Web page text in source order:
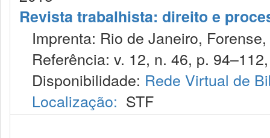
Revista trabalhista: direito e
Imprenta: Rio de Janeiro,
Referência: v. 12, n. 46, p.
Disponibilidade: Rede Virtual de
Localização: STF